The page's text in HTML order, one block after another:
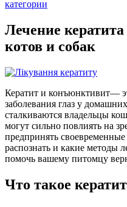
категории
Лечение
котов и собак
Кератит и конъюнктивит—
заболевания глаз у
сталкиваются владельцы
могут сильно повлиять на
предпринять
распознать и какие методы
помочь вашему питомцу
Что такое